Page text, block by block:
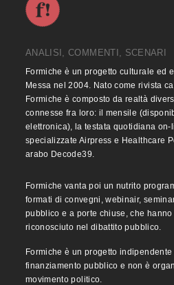
ANALISI, COMMENTI, SCENARI
Formiche è un progetto culturale ed
Messa nel 2004. Nato come rivista
Formiche è composto da realtà
connesse fra loro: il mensile
elettronica), la testata quotidiana
specializzate Airpress e Healthcare
arabo Decode39.
Formiche vanta poi un nutrito
formati di convegni, webinair,
pubblico e a porte chiuse, che
riconosciuto nel dibattito pubblico.
Formiche è un progetto
finanziamento pubblico e non è
movimento politico.